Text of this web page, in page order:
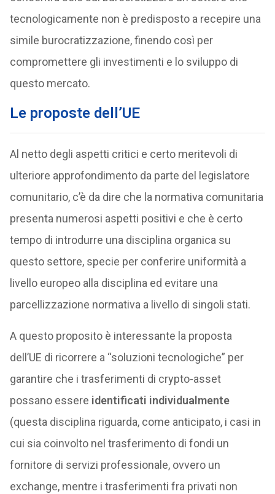
tecnologicamente non è predisposto a recepire una
simile burocratizzazione, finendo così per
compromettere gli investimenti e lo sviluppo di
questo mercato.
Le proposte dell’UE
Al netto degli aspetti critici e certo meritevoli di
ulteriore approfondimento da parte del legislatore
comunitario, c’è da dire che la normativa comunitaria
presenta numerosi aspetti positivi e che è certo
tempo di introdurre una disciplina organica su
questo settore, specie per conferire uniformità a
livello europeo alla disciplina ed evitare una
parcellizzazione normativa a livello di singoli stati.
A questo proposito è interessante la proposta
dell’UE di ricorrere a “soluzioni tecnologiche” per
garantire che i trasferimenti di crypto-asset
possano essere identificati individualmente
(questa disciplina riguarda, come anticipato, i casi in
cui sia coinvolto nel trasferimento di fondi un
fornitore di servizi professionale, ovvero un
exchange, mentre i trasferimenti fra privati non